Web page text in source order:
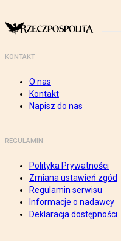
KONTAKT
O nas
Kontakt
Napisz do nas
REGULAMIN
Polityka Prywatności
Zmiana ustawień zgód
Regulamin serwisu
Informacje o nadawcy
Deklaracja dostępności